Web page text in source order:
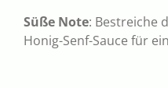
Süße Note: Bestreiche
Honig-Senf-Sauce für